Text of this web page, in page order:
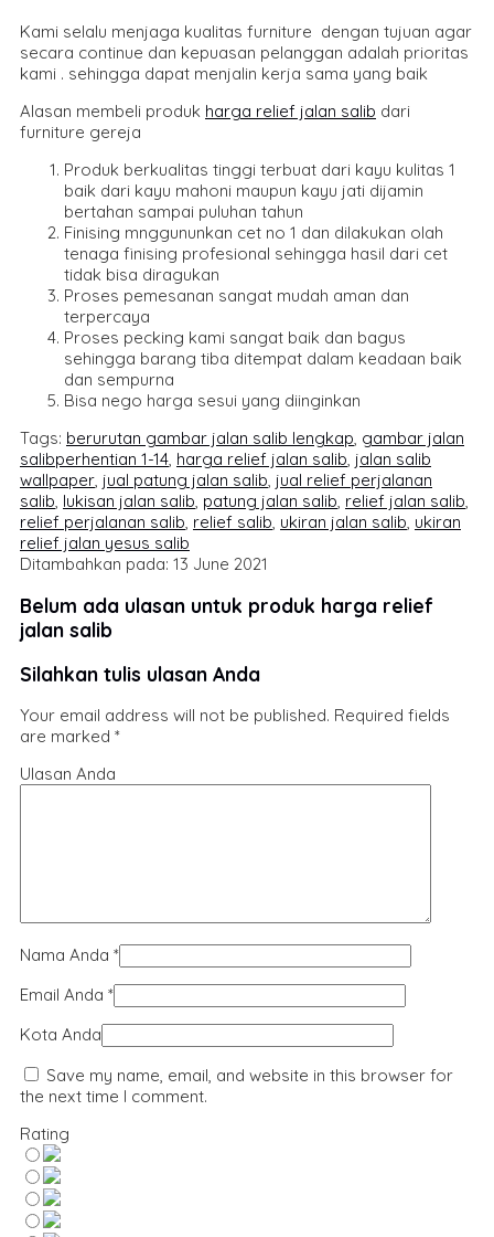
Kami selalu menjaga kualitas furniture dengan tujuan agar
secara continue dan kepuasan pelanggan adalah prioritas
kami . sehingga dapat menjalin kerja sama yang baik
Alasan membeli produk harga relief jalan salib dari
furniture gereja
Produk berkualitas tinggi terbuat dari kayu kulitas 1
baik dari kayu mahoni maupun kayu jati dijamin
bertahan sampai puluhan tahun
Finising mnggununkan cet no 1 dan dilakukan olah
tenaga finising profesional sehingga hasil dari cet
tidak bisa diragukan
Proses pemesanan sangat mudah aman dan
terpercaya
Proses pecking kami sangat baik dan bagus
sehingga barang tiba ditempat dalam keadaan baik
dan sempurna
Bisa nego harga sesui yang diinginkan
Tags: berurutan gambar jalan salib lengkap gambar jalan
salibperhentian 1-14 harga relief jalan salib jalan salib
wallpaper jual patung jalan salib jual relief perjalanan
salib lukisan jalan salib patung jalan salib relief jalan salib
relief perjalanan salib relief salib ukiran jalan salib ukiran
relief jalan yesus salib
Ditambahkan pada: 13 June 2021
Belum ada ulasan untuk produk harga relief
jalan salib
Silahkan tulis ulasan Anda
Your email address will not be published. Required fields
are marked *
Ulasan Anda
Nama Anda *
Email Anda *
Kota Anda
Save my name, email, and website in this browser for
the next time I comment.
Rating